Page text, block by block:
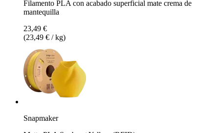
Filamento PLA con acabado superficial mate crema de
mantequilla
23,49 €
(23,49 € / kg)
Snapmaker